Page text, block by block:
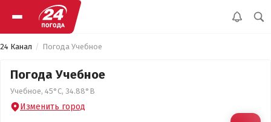
24 Канал Погода Учебное
Погода Учебное
Учебное, 45°С, 34.88°В
Изменить город